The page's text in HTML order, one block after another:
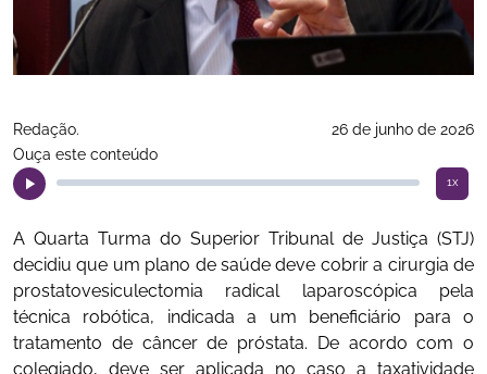
Redação.
26 de junho de 2026
Ouça este conteúdo
1x
​A Quarta Turma do Superior Tribunal de Justiça (STJ)
decidiu que um plano de saúde deve cobrir a cirurgia de
prostatovesiculectomia radical laparoscópica pela
técnica robótica, indicada a um beneficiário para o
tratamento de câncer de próstata. De acordo com o
colegiado, deve ser aplicada no caso a taxatividade